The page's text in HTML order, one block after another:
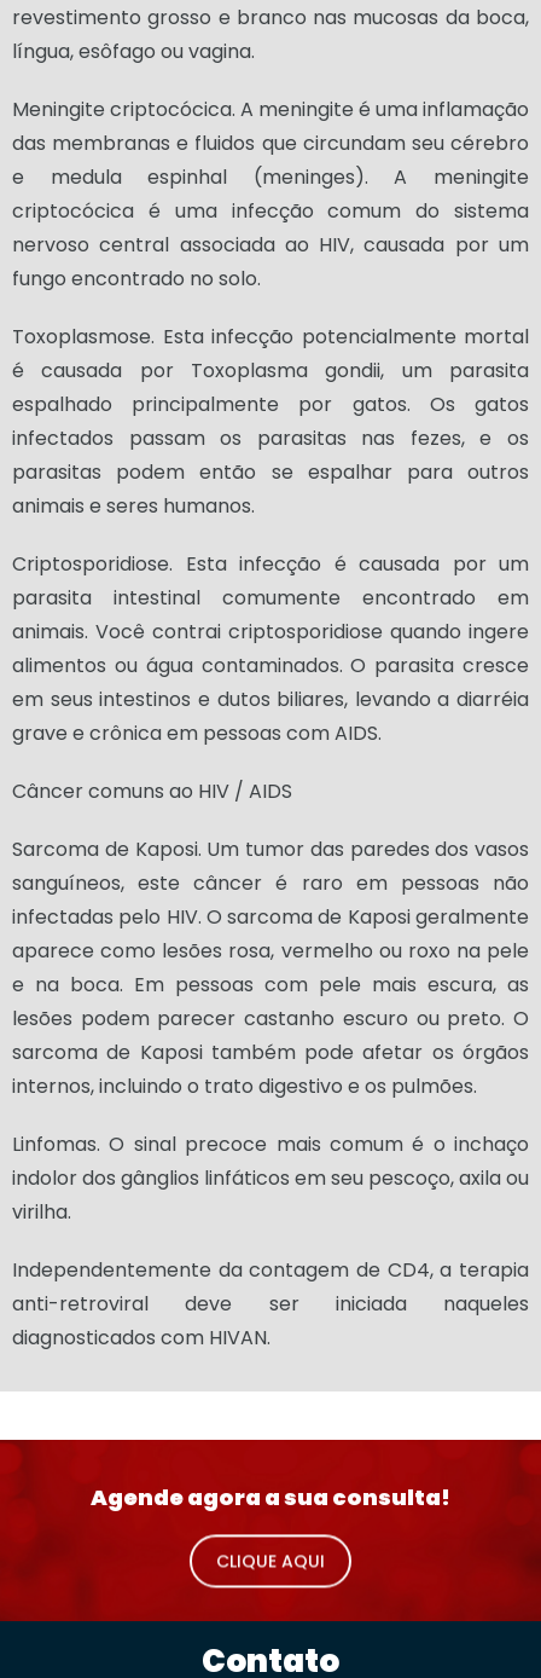
revestimento grosso e branco nas mucosas da boca,
língua, esôfago ou vagina.
Meningite criptocócica. A meningite é uma inflamação
das membranas e fluidos que circundam seu cérebro
e medula espinhal (meninges). A meningite
criptocócica é uma infecção comum do sistema
nervoso central associada ao HIV, causada por um
fungo encontrado no solo.
Toxoplasmose. Esta infecção potencialmente mortal
é causada por Toxoplasma gondii, um parasita
espalhado principalmente por gatos. Os gatos
infectados passam os parasitas nas fezes, e os
parasitas podem então se espalhar para outros
animais e seres humanos.
Criptosporidiose. Esta infecção é causada por um
parasita intestinal comumente encontrado em
animais. Você contrai criptosporidiose quando ingere
alimentos ou água contaminados. O parasita cresce
em seus intestinos e dutos biliares, levando a diarréia
grave e crônica em pessoas com AIDS.
Câncer comuns ao HIV / AIDS
Sarcoma de Kaposi. Um tumor das paredes dos vasos
sanguíneos, este câncer é raro em pessoas não
infectadas pelo HIV. O sarcoma de Kaposi geralmente
aparece como lesões rosa, vermelho ou roxo na pele
e na boca. Em pessoas com pele mais escura, as
lesões podem parecer castanho escuro ou preto. O
sarcoma de Kaposi também pode afetar os órgãos
internos, incluindo o trato digestivo e os pulmões.
Linfomas. O sinal precoce mais comum é o inchaço
indolor dos gânglios linfáticos em seu pescoço, axila ou
virilha.
Independentemente da contagem de CD4, a terapia
anti-retroviral deve ser iniciada naqueles
diagnosticados com HIVAN.
Agende agora a sua consulta!
CLIQUE AQUI
Contato